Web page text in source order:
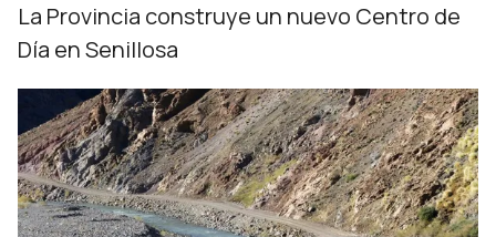
La Provincia construye un nuevo Centro de
Día en Senillosa